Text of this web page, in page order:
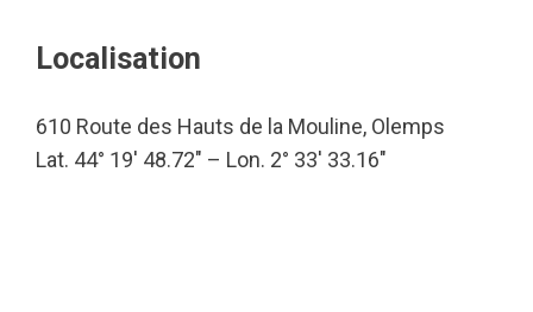
Localisation
610 Route des Hauts de la Mouline, Olemps
Lat. 44° 19′ 48.72″ – Lon. 2° 33′ 33.16″